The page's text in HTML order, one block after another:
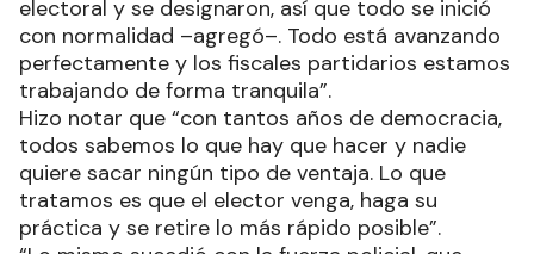
electoral y se designaron, así que todo se inició
con normalidad –agregó–. Todo está avanzando
perfectamente y los fiscales partidarios estamos
trabajando de forma tranquila”.
Hizo notar que “con tantos años de democracia,
todos sabemos lo que hay que hacer y nadie
quiere sacar ningún tipo de ventaja. Lo que
tratamos es que el elector venga, haga su
práctica y se retire lo más rápido posible”.